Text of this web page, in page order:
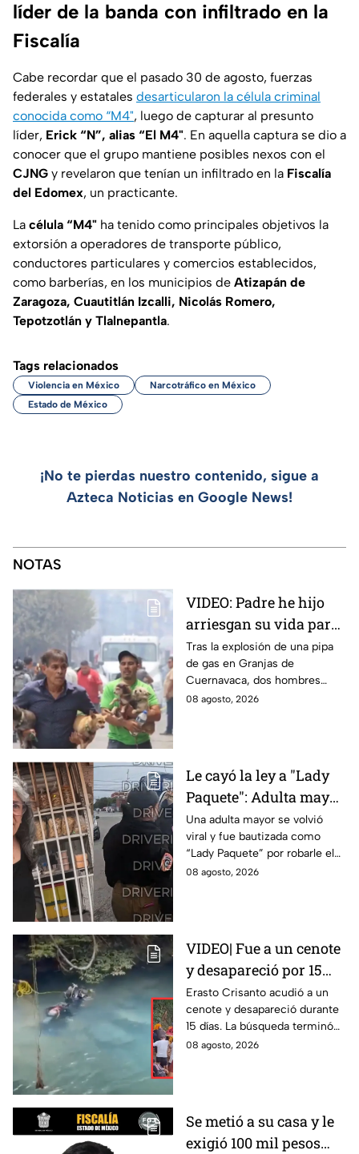
líder de la banda con infiltrado en la
Fiscalía
Cabe recordar que el pasado 30 de agosto, fuerzas
federales y estatales desarticularon la célula criminal
conocida como “M4", luego de capturar al presunto
líder, Erick “N”, alias “El M4". En aquella captura se dio a
conocer que el grupo mantiene posibles nexos con el
CJNG y revelaron que tenían un infiltrado en la Fiscalía
del Edomex, un practicante.
La célula “M4" ha tenido como principales objetivos la
extorsión a operadores de transporte público,
conductores particulares y comercios establecidos,
como barberías, en los municipios de Atizapán de
Zaragoza, Cuautitlán Izcalli, Nicolás Romero,
Tepotzotlán y Tlalnepantla.
Tags relacionados
Violencia en México
Narcotráfico en México
Estado de México
¡No te pierdas nuestro contenido, sigue a
Azteca Noticias en Google News!
NOTAS
VIDEO: Padre he hijo
arriesgan su vida para
rescatar a sus perritos
tras la explosión de
pipa de gas en
Cuernavaca
Tras la explosión de una pipa
de gas en Granjas de
Cuernavaca, dos hombres
arriesgaron su vida para volver
08 agosto, 2026
Le cayó la ley a "Lady
Paquete": Adulta mayor
le roba celular a
repartidor y la policía
va por ella a su casa
Una adulta mayor se volvió
viral y fue bautizada como
“Lady Paquete” por robarle el
celular a un repartidor en
08 agosto, 2026
VIDEO| Fue a un cenote
y desapareció por 15
días; así encontraron al
pescador Erasto
Crisanto
Erasto Crisanto acudió a un
cenote y desapareció durante
15 días. La búsqueda terminó
cuando el pescador fue
08 agosto, 2026
Se metió a su casa y le
exigió 100 mil pesos